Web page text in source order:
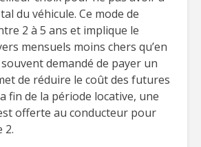
du véhicule. Ce mode de
2 à 5 ans et implique le
mensuels moins chers qu’en
demandé de payer un
de réduire le coût des futures
fin de la période locative, une
offerte au conducteur pour
2.